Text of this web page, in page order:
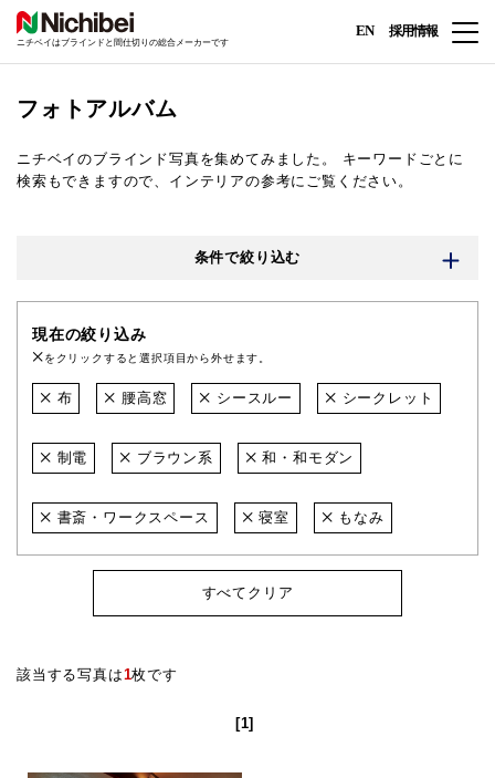
ニチベイはブラインドと間仕切りの総合メーカーです
EN 採用情報
フォトアルバム
ニチベイのブラインド写真を集めてみました。
キーワードごとに
検索もできますので、インテリアの参考にご覧ください。
条件で絞り込む
現在の絞り込み
をクリックすると選択項目から外せます。
布 腰高窓 シースルー シークレット
制電 ブラウン系 和・和モダン
書斎・ワークスペース 寝室 もなみ
すべてクリア
該当する写真は1枚です
[1]